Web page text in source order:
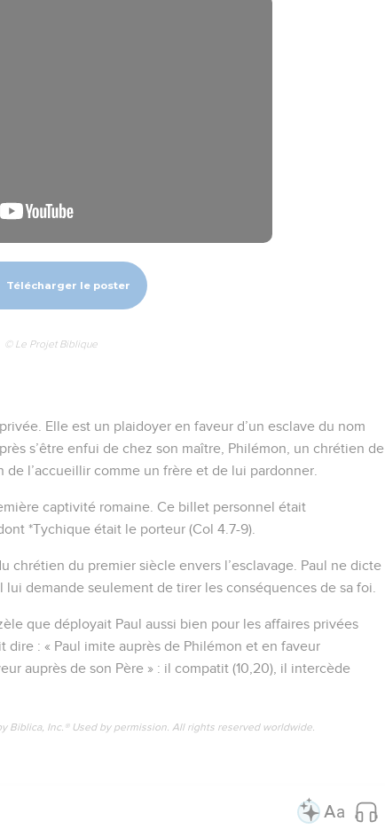
Télécharger le poster
© Le Projet Biblique
Elle est un plaidoyer en faveur d’un esclave du nom
s’être enfui de chez son maître, Philémon, un chrétien de
de l’accueillir comme un frère et de lui pardonner.
captivité romaine. Ce billet personnel était
*Tychique était le porteur (Col 4.7-9).
chrétien du premier siècle envers l’esclavage. Paul ne dicte
demande seulement de tirer les conséquences de sa foi.
que déployait Paul aussi bien pour les affaires privées
dire : « Paul imite auprès de Philémon et en faveur
auprès de son Père » : il compatit (10,20), il intercède
Biblica, Inc.® Used by permission. All rights reserved worldwide.